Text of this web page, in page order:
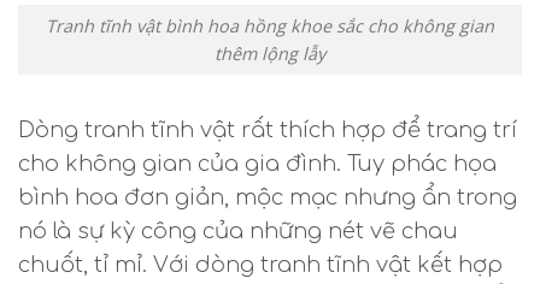
Tranh tĩnh vật bình hoa hồng khoe sắc cho không gian
thêm lộng lẫy
Dòng tranh tĩnh vật rất thích hợp để trang trí
cho không gian của gia đình. Tuy phác họa
bình hoa đơn giản, mộc mạc nhưng ẩn trong
nó là sự kỳ công của những nét vẽ chau
chuốt, tỉ mỉ. Với dòng tranh tĩnh vật kết hợp